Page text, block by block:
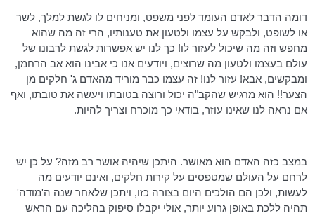
דומה הדבר לאדם העומד לפני משפט, ומניחים לו לגשת למלך, לשר
או לשופט, ולבקש על עצמו ולטעון את טענותיו, הרי זה מה שהוא
מחפש וזה מה שיכול לעזור לו! כך לנו יש אפשרות לגשת לרבונו של
עולם בעצמו ולטעון מה שרוצים, ויודעים אנו כי אבינו הוא אב הרחמן,
ומבקשים, אבא! עזור לנו! זה עצמו כבר מוריד מהאדם ג' חלקים מן
הצער!! הוא מרגיש שהקב"ה יכול ורוצה בטובתו ויעשה את טובתו, ואף
אם נראה לנו שאינו עוזר, בודאי כך מוכרח וצריך להיות.
במצב כזה האדם הוא מאושר. היתכן שיהיה אושר רב מזה? על כן יש
לרחם על העולם שמטפסים על קירות חלקים, ואינם יודעים מה
לעשות, ולכן הם הולכים היום בצורה כזו, ויתכן שלאחר שנה ה'מודה'
תהיה ללכת באופן גרוע יותר, אולי יקבלו סיפוק בהליכה עם הראש